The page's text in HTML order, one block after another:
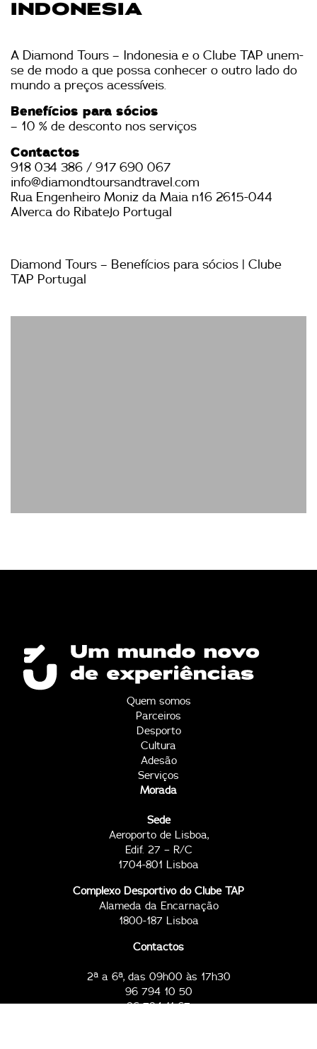
INDONESIA
A Diamond Tours – Indonesia e o Clube TAP unem-
se de modo a que possa conhecer o outro lado do
mundo a preços acessíveis.
Benefícios para sócios
– 10 % de desconto nos serviços
Contactos
918 034 386 / 917 690 067
info@diamondtoursandtravel.com
Rua Engenheiro Moniz da Maia n16 2615-044
Alverca do Ribatejo Portugal
Diamond Tours – Benefícios para sócios | Clube
TAP Portugal
Quem somos
Parceiros
Desporto
Cultura
Adesão
Serviços
Morada
Sede
Aeroporto de Lisboa,
Edif. 27 – R/C
1704-801 Lisboa
Complexo Desportivo do Clube TAP
Alameda da Encarnação
1800-187 Lisboa
Contactos
2ª a 6ª, das 09h00 às 17h30
96 794 10 50
96 794 11 67